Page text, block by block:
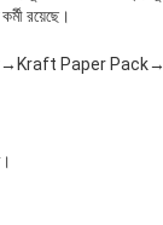
রয়েছে।
Paper Pack→ কাঠের